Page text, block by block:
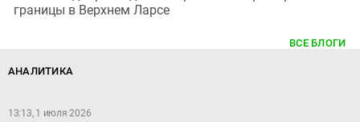
границы в Верхнем Ларсе
ВСЕ БЛОГИ
АНАЛИТИКА
13:13, 1 июля 2026